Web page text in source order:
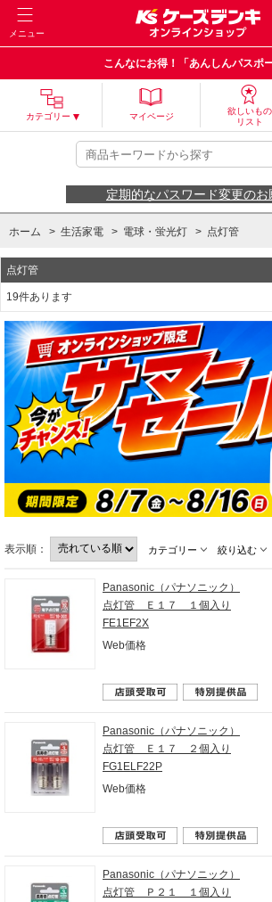
メニュー
こんなにお得！「あんしんパスポ
カテゴリー マイページ
欲しいもの
リスト
定期的なパスワード変更のお
ホーム > 生活家電 > 電球・蛍光灯 > 点灯管
点灯管
19件あります
表示順： カテゴリー 絞り込む
Panasonic（パナソニック）
点灯管 Ｅ１７ １個入り
FE1EF2X
Web価格
Panasonic（パナソニック）
点灯管 Ｅ１７ ２個入り
FG1ELF22P
Web価格
Panasonic（パナソニック）
点灯管 Ｐ２１ １個入り